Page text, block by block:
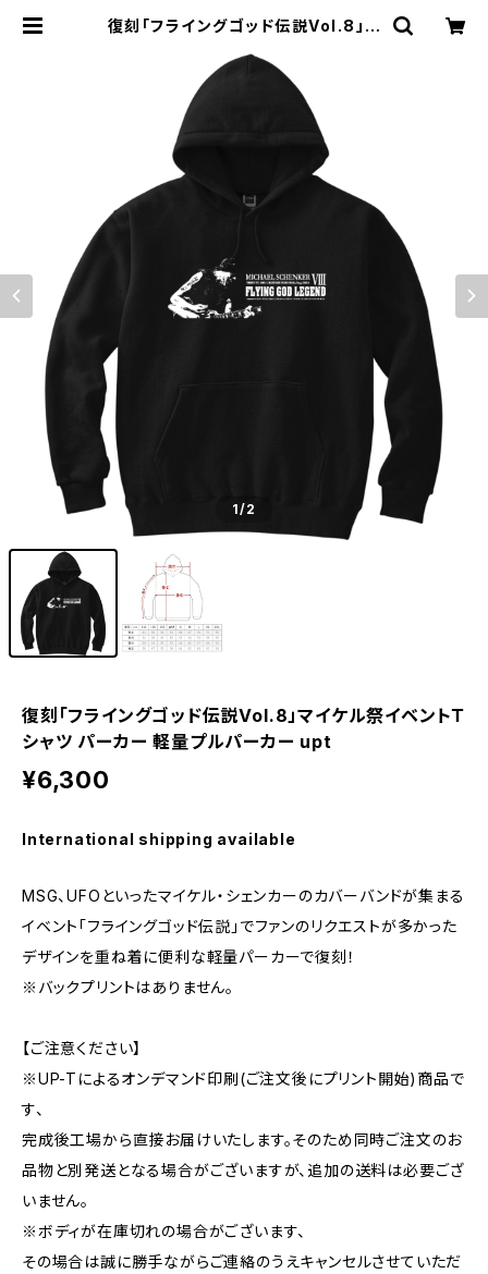
復刻「フライングゴッド伝説Vol.8」マ
軽量プルパーカー upt | alternati
ve_tokyo
1/2
復刻「フライングゴッド伝説Vol.8」マイケル祭イベントＴ
シャツ パーカー 軽量プルパーカー upt
¥6,300
International shipping available
MSG、UFOといったマイケル・シェンカーのカバーバンドが集まる
イベント「フライングゴッド伝説」でファンのリクエストが多かった
デザインを重ね着に便利な軽量パーカーで復刻！
※バックプリントはありません。
【ご注意ください】
※UP-Tによるオンデマンド印刷(ご注文後にプリント開始)商品で
す、
完成後工場から直接お届けいたします。そのため同時ご注文のお
品物と別発送となる場合がございますが、追加の送料は必要ござ
いません。
※ボディが在庫切れの場合がございます、
その場合は誠に勝手ながらご連絡のうえキャンセルさせていただ